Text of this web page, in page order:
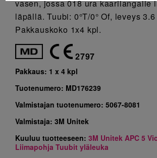
vasen, jossa 018 ura kaarilangalle
läpällä. Tuubi: 0°T/0° Of, leveys 3.6
Pakkauskoko 1x4 kpl.
2797
Pakkaus: 1 x 4 kpl
Tuotenumero: MD176239
Valmistajan tuotenumero: 5067-8081
Valmistaja: 3M Unitek
Kuuluu tuotteeseen: 3M Unitek APC 5
Liimapohja Tuubit yläleuka